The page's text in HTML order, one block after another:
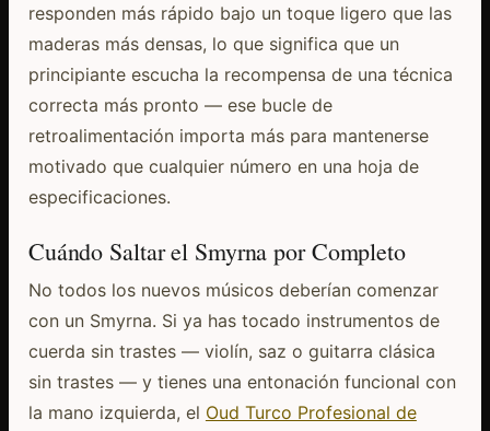
responden más rápido bajo un toque ligero que las
maderas más densas, lo que significa que un
principiante escucha la recompensa de una técnica
correcta más pronto — ese bucle de
retroalimentación importa más para mantenerse
motivado que cualquier número en una hoja de
especificaciones.
Cuándo Saltar el Smyrna por Completo
No todos los nuevos músicos deberían comenzar
con un Smyrna. Si ya has tocado instrumentos de
cuerda sin trastes — violín, saz o guitarra clásica
sin trastes — y tienes una entonación funcional con
la mano izquierda, el Oud Turco Profesional de